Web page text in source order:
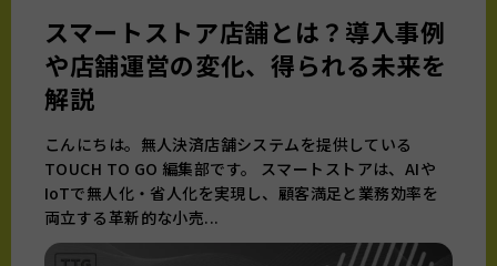
スマートストア店舗とは？導入事例
や店舗運営の変化、得られる未来を
解説
こんにちは。無人決済店舗システムを提供している
TOUCH TO GO 編集部です。 スマートストアは、AIや
IoTで無人化・省人化を実現し、顧客満足と業務効率を
両立する革新的な小売...